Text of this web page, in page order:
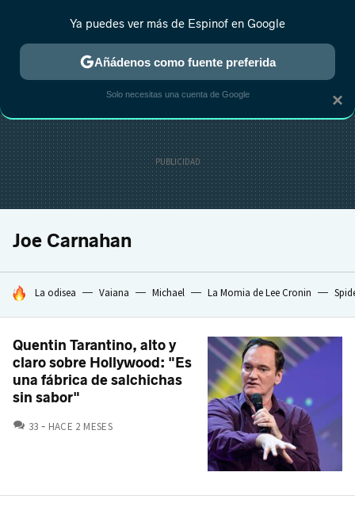
ESTRENOS REALITY ANIME RANKINGS CINE
Joe Carnahan
HOY SE HABLA DE
La odisea Vaiana Michael La Momia de Lee Cronin
Quentin Tarantino, alto y
claro sobre Hollywood: "Es
una fábrica de salchichas
sin sabor"
33 COMENTARIOS
HACE 2 MESES
×
Ya puedes ver más de Espinof en Google
Añádenos como fuente preferida
Solo necesitas una cuenta de Google